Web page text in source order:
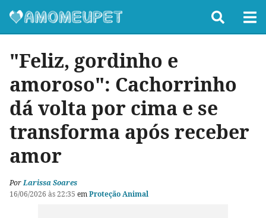
"Feliz, gordinho e
amoroso": Cachorrinho
dá volta por cima e se
transforma após receber
amor
PorLarissa Soares
16/06/2026 às 22:35 emProteção Animal